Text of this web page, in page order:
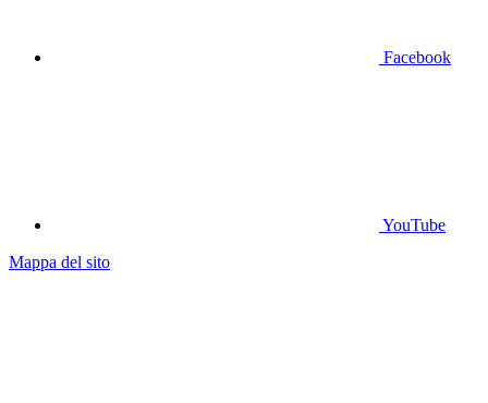
Facebook
YouTube
Mappa del sito